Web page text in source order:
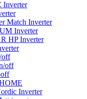
Inverter
Match Inverter
Inverter
HP Inverter
off
off
off
Inverter